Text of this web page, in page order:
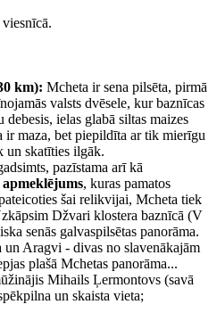
km): Mcheta ir sena pilsēta, pirmā
valsts dvēsele, kur baznīcas
ielas glabā siltas maizes
ir maza, bet piepildīta ar tik mierīgu
un skatīties ilgāk.
pazīstama arī kā
apmeklējums, kuras pamatos
šai relikvijai, Mcheta tiek
Džvari klostera baznīcā (V
senās galvaspilsētas panorāma.
Aragvi - divas no slavenākajām
plašā Mchetas panorāma...
Mihails Ļermontovs (savā
un skaista vieta;